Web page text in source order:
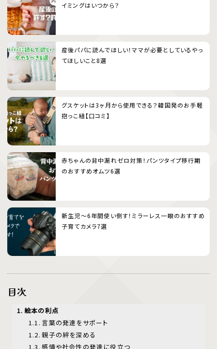
イミングはいつから？
産後パパに読んでほしい！ママが必要としているやっ
てほしいこと8選
グスケットは3ヶ月から使用できる？韓国発のお手軽
抱っこ紐【口コミ】
赤ちゃんの背中漏れゼロ対策！パンツタイプ移行期
のおすすめオムツ6選
新生児〜6年間使い倒す！ミラーレス一眼のおすすめ
子育てカメラ7選
目次
絵本の利点
言葉の発達をサポート
親子の絆を深める
感情や社会性の発達に役立つ